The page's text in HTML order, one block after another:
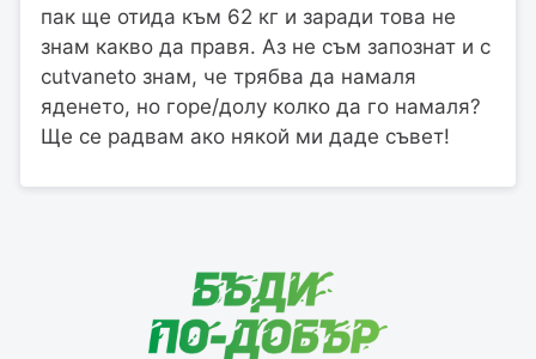
пак ще отида към 62 кг и заради това не
знам какво да правя. Аз не съм запознат и с
cutvaneto знам, че трябва да намаля
яденето, но горе/долу колко да го намаля?
Ще се радвам ако някой ми даде съвет!